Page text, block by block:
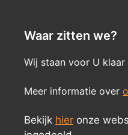
Waar zitten we?
Wij staan voor U klaar
Meer informatie over
Bekijk hier onze